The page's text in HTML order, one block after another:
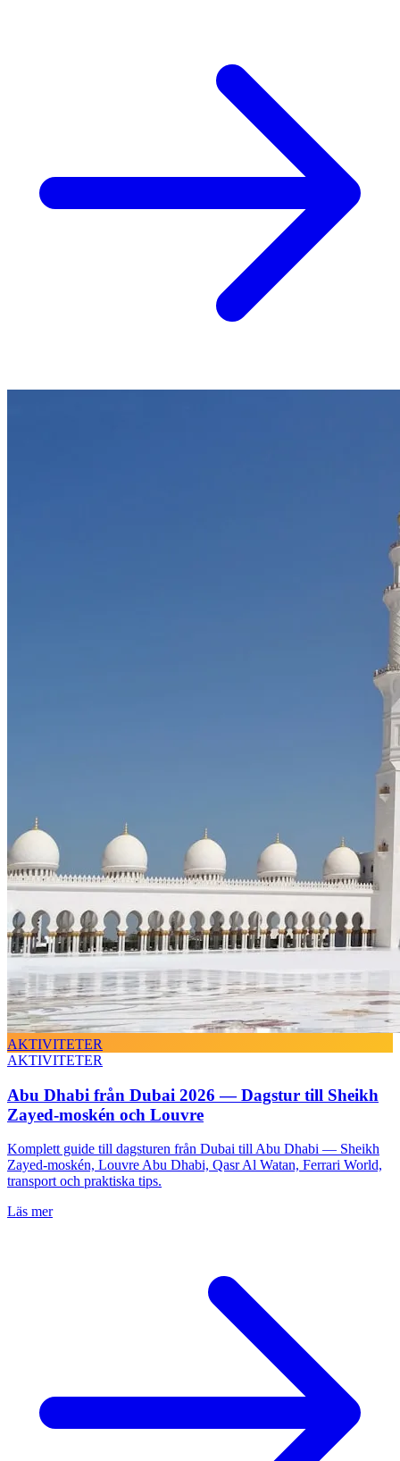
AKTIVITETER
AKTIVITETER
Abu Dhabi från Dubai 2026 — Dagstur till Sheikh
Zayed-moskén och Louvre
Komplett guide till dagsturen från Dubai till Abu Dhabi — Sheikh
Zayed-moskén, Louvre Abu Dhabi, Qasr Al Watan, Ferrari World,
transport och praktiska tips.
Läs mer